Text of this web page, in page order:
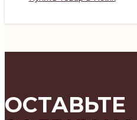
ОСТАВЬТЕ